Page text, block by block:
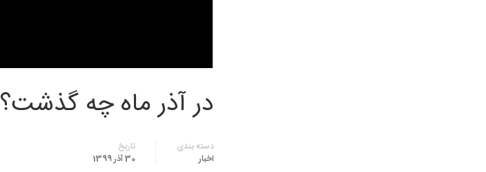
در آذر ماه چه گذشت؟
دسته بندی
اخبار
تاریخ
30 آذر 1399